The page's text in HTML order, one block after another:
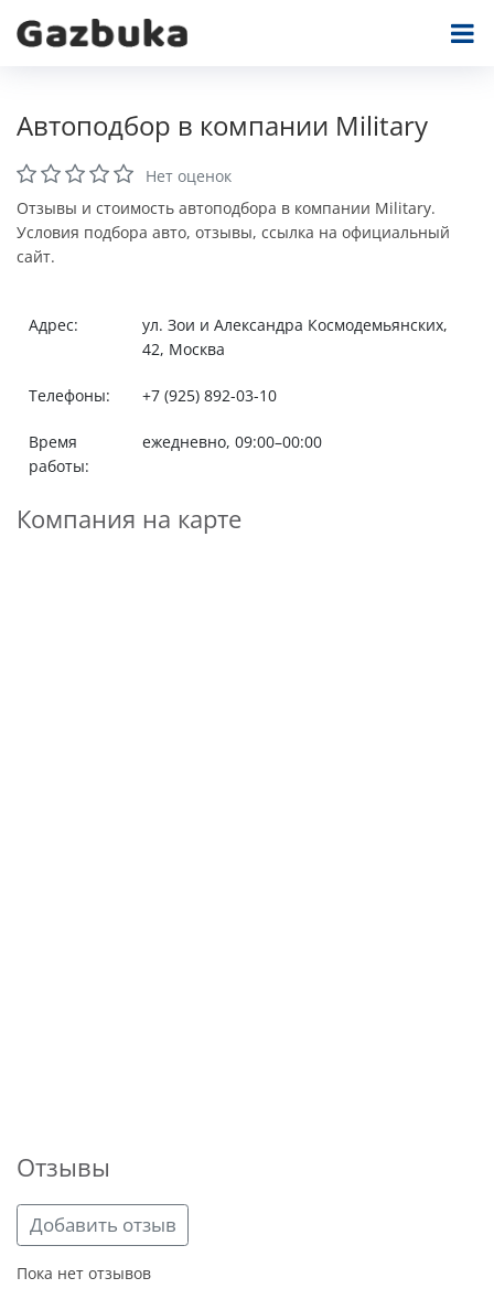
Автоподбор в компании Military
Нет оценок
Отзывы и стоимость автоподбора в компании Military.
Условия подбора авто, отзывы, ссылка на официальный
сайт.
Адрес:
ул. Зои и Александра Космодемьянских,
42, Москва
Телефоны: +7 (925) 892-03-10
Время
работы:
ежедневно, 09:00–00:00
Компания на карте
Отзывы
Добавить отзыв
Пока нет отзывов